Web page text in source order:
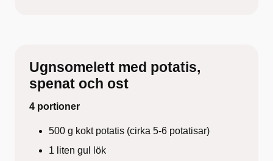
Ugnsomelett med potatis,
spenat och ost
4 portioner
500 g kokt potatis (cirka 5-6 potatisar)
1 liten gul lök